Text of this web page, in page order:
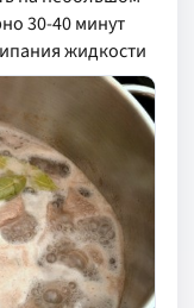
30-40 минут
жидкости